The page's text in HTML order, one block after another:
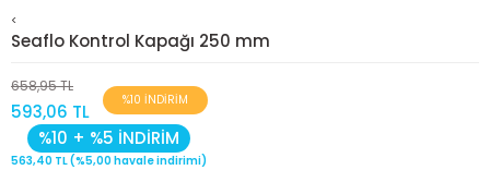
<
Seaflo Kontrol Kapağı 250 mm
658,95 TL
593,06 TL
%10 İNDİRİM
%10 + %5 İNDİRİM
563,40 TL (%5,00 havale indirimi)